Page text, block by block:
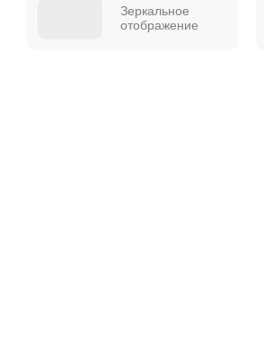
Зеркальное
отображение